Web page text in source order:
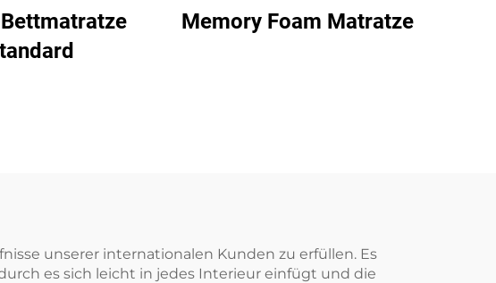
Memory Foam Matratze
unserer internationalen Kunden zu erfüllen. Es
es sich leicht in jedes Interieur einfügt und die